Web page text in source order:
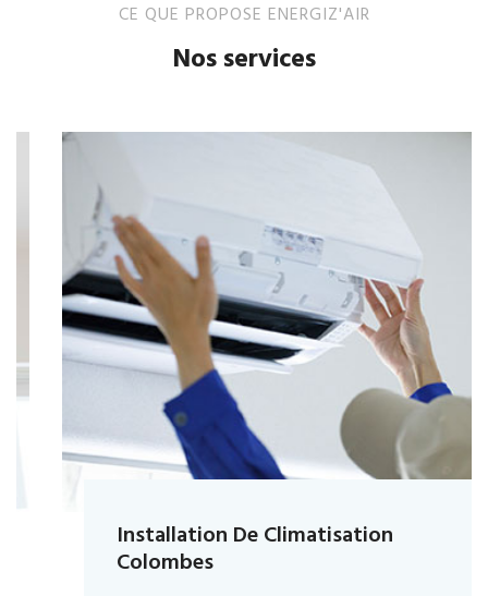
CE QUE PROPOSE ENERGIZ'AIR
Nos services
Installation De Climatisation
Colombes